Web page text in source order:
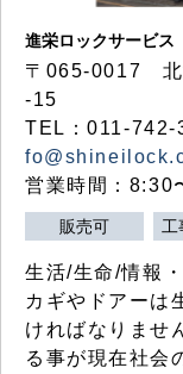
進栄ロックサービス
〒065-0017 北
-15
TEL：011-
営業時間：8:30
販売可 工
生活/生命/情報
カギやドアーは
ければなりませ
る事が現在社会